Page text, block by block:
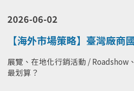
2026-06-02
【海外市場策略】臺灣廠商
展覽、在地化行銷活動 / Roadshow
最划算？